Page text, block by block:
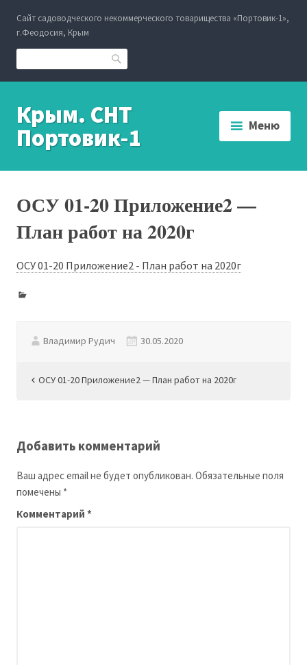
содержанию
Сайт садоводческого некоммерческого товарищества «Портовик-1»,
г.Феодосия, Крым
Поиск
Крым. СНТ
Портовик-1
Меню
ОСУ 01-20 Приложение2 —
План работ на 2020г
ОСУ 01-20 Приложение2 - План работ на 2020г
Владимир Рудич 30.05.2020
Навигация
ОСУ 01-20 Приложение2 — План работ на 2020г
Добавить комментарий
Ваш адрес email не будет опубликован. Обязательные поля
помечены *
Комментарий *